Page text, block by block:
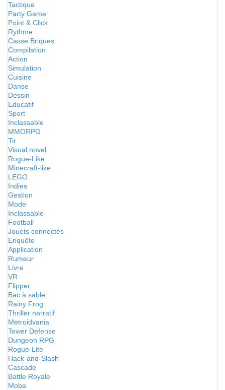
Tactique
Party Game
Point & Click
Rythme
Casse Briques
Compilation
Action
Simulation
Cuisine
Danse
Dessin
Educatif
Sport
Inclassable
MMORPG
Tir
Visual novel
Rogue-Like
Minecraft-like
LEGO
Indies
Gestion
Mode
Inclassable
Football
Jouets connectés
Enquête
Application
Rumeur
Livre
VR
Flipper
Bac à sable
Rainy Frog
Thriller narratif
Metroidvania
Tower Defense
Dungeon RPG
Rogue-Lite
Hack-and-Slash
Cascade
Battle Royale
Moba